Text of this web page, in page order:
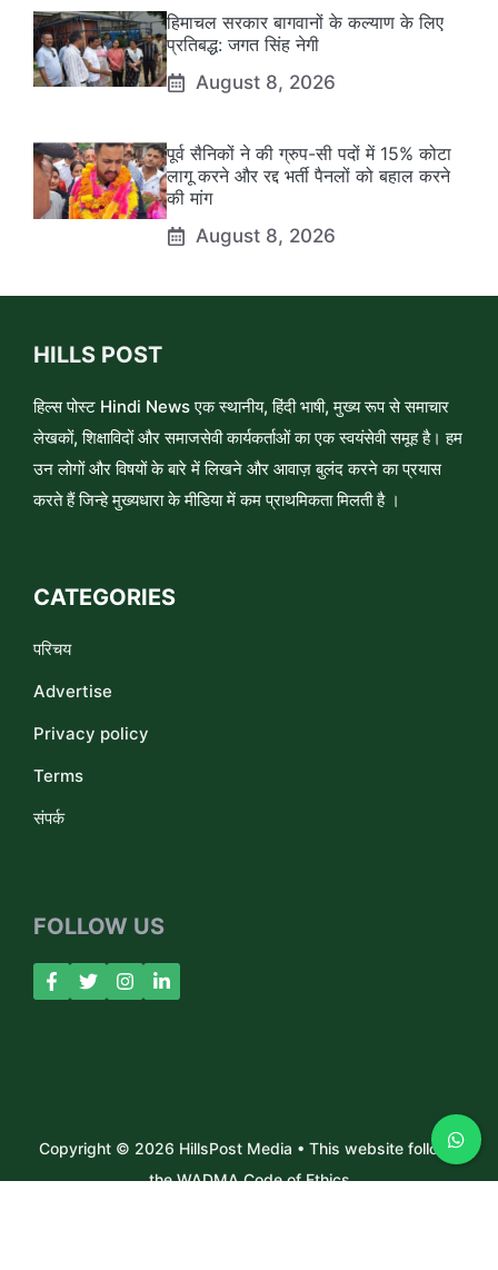
हिमाचल सरकार बागवानों के कल्याण के लिए
प्रतिबद्ध: जगत सिंह नेगी
August 8, 2026
पूर्व सैनिकों ने की ग्रुप-सी पदों में 15% कोटा
लागू करने और रद्द भर्ती पैनलों को बहाल करने
की मांग
August 8, 2026
HILLS POST
हिल्स पोस्ट Hindi News एक स्थानीय, हिंदी भाषी, मुख्य रूप से समाचार
लेखकों, शिक्षाविदों और समाजसेवी कार्यकर्ताओं का एक स्वयंसेवी समूह है। हम
उन लोगों और विषयों के बारे में लिखने और आवाज़ बुलंद करने का प्रयास
करते हैं जिन्हे मुख्यधारा के मीडिया में कम प्राथमिकता मिलती है ।
CATEGORIES
परिचय
Advertise
Privacy policy
Terms
संपर्क
FOLLOW US
Copyright © 2026 HillsPost Media • This website follows
the WADMA Code of Ethics